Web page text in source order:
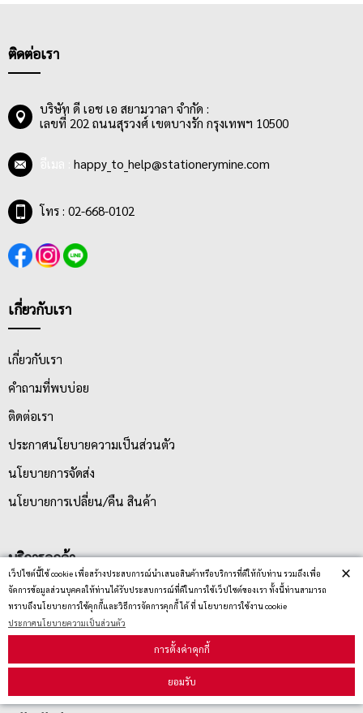
เว็ปไซต์นี้ใช้ cookie เพื่อสร้างประสบการณ์นำเสนอสินค้าหรือบริการที่ดีให้กับท่าน รวมถึงเพื่อ
จัดการข้อมูลส่วนบุคคลให้ท่านได้รับประสบการณ์ที่ดีในการใช้เว็ปไซต์ของเรา ทั้งนี้ท่านสามารถ
ทราบถึงนโยบายการใช้คุกกี้และวิธีการจัดการคุกกี้ ได้ ที่ นโยบายการใช้งาน cookie
ประกาศนโยบายความเป็นส่วนตัว
การตั้งค่าคุกกี้
ยอมรับ
×
ฟอร์มหนังสือสัญญาต่างๆ
ติดต่อเรา
บริษัท ดี เอช เอ สยามวาลา จำกัด :
เลขที่ 202 ถนนสุรวงศ์ เขตบางรัก กรุงเทพฯ 10500
happy_to_help@stationerymine.com
โทร : 02-668-0102
เกี่ยวกับเรา
เกี่ยวกับเรา
คำถามที่พบบ่อย
ติดต่อเรา
ประกาศนโยบายความเป็นส่วนตัว
นโยบายการจัดส่ง
นโยบายการเปลี่ยน/คืน สินค้า
บริการลูกค้า
ตรวจสอบสถานะสินค้า
คู่มือนักช้อป
วิธีลบคุกกี้